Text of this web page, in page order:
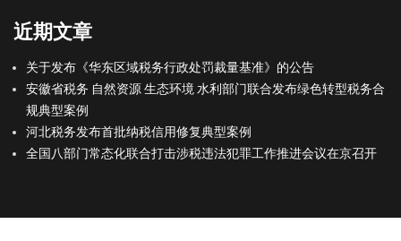
近期文章
关于发布《华东区域税务行政处罚裁量基准》的公告
安徽省税务 自然资源 生态环境 水利部门联合发布绿色转型税务合
规典型案例
河北税务发布首批纳税信用修复典型案例
全国八部门常态化联合打击涉税违法犯罪工作推进会议在京召开